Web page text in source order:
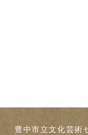
豊中市立文化芸術